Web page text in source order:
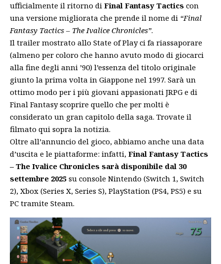
ufficialmente il ritorno di Final Fantasy Tactics con
una versione migliorata che prende il nome di “Final
Fantasy Tactics – The Ivalice Chronicles”.
Il trailer mostrato allo State of Play ci fa riassaporare
(almeno per coloro che hanno avuto modo di giocarci
alla fine degli anni ’90) l’essenza del titolo originale
giunto la prima volta in Giappone nel 1997. Sarà un
ottimo modo per i più giovani appasionati JRPG e di
Final Fantasy scoprire quello che per molti è
considerato un gran capitolo della saga. Trovate il
filmato qui sopra la notizia.
Oltre all’annuncio del gioco, abbiamo anche una data
d’uscita e le piattaforme: infatti, Final Fantasy Tactics
– The Ivalice Chronicles sarà disponibile dal 30
settembre 2025 su console Nintendo (Switch 1, Switch
2), Xbox (Series X, Series S), PlayStation (PS4, PS5) e su
PC tramite Steam.